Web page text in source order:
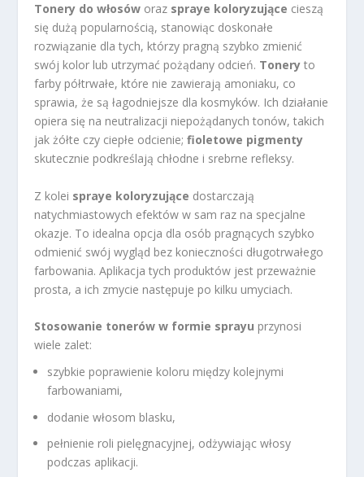
Tonery do włosów oraz spraye koloryzujące cieszą
się dużą popularnością, stanowiąc doskonałe
rozwiązanie dla tych, którzy pragną szybko zmienić
swój kolor lub utrzymać pożądany odcień. Tonery to
farby półtrwałe, które nie zawierają amoniaku, co
sprawia, że są łagodniejsze dla kosmyków. Ich działanie
opiera się na neutralizacji niepożądanych tonów, takich
jak żółte czy ciepłe odcienie;fioletowe pigmenty
skutecznie podkreślają chłodne i srebrne refleksy.
Z kolei spraye koloryzujące dostarczają
natychmiastowych efektów w sam raz na specjalne
okazje. To idealna opcja dla osób pragnących szybko
odmienić swój wygląd bez konieczności długotrwałego
farbowania. Aplikacja tych produktów jest przeważnie
prosta, a ich zmycie następuje po kilku umyciach.
Stosowanie tonerów w formie sprayu przynosi
wiele zalet:
szybkie poprawienie koloru między kolejnymi
farbowaniami,
dodanie włosom blasku,
pełnienie roli pielęgnacyjnej, odżywiając włosy
podczas aplikacji.